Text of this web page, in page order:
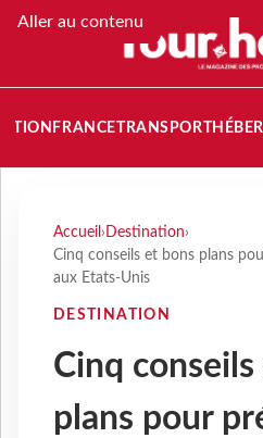
Aller au contenu
FRANCETRANSPORT
Accueil › Destination›
Cinq conseils et bons plans
aux Etats-Unis
DESTINATION
Cinq
plans pour